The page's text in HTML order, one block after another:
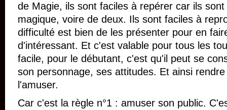
de Magie, ils sont faciles à repérer car ils
magique, voire de deux. Ils sont faciles à
difficulté est bien de les présenter pour en
d'intéressant. Et c'est valable pour tous les
facile, pour le débutant, c'est qu'il peut se
son personnage, ses attitudes. Et ainsi
l'amuser.
Car c'est la règle n°1 : amuser son public.